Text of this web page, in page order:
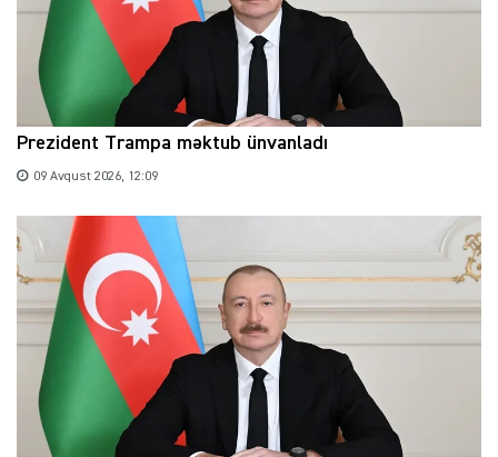
Prezident Trampa məktub ünvanladı
09 Avqust 2026, 12:09